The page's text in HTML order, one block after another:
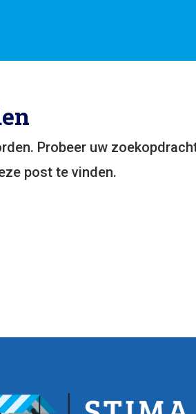
Probeer uw
post te vinden.